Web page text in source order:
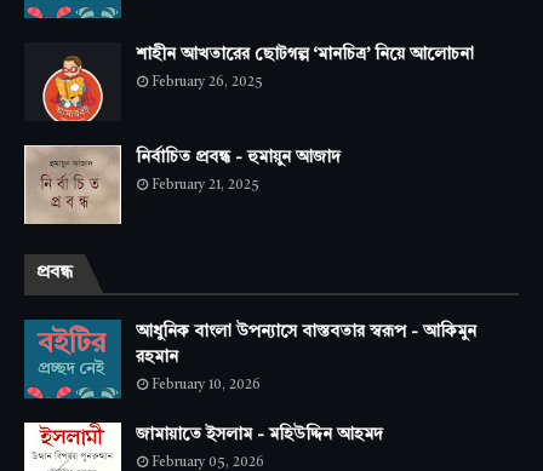
শাহীন আখতারের ছোটগল্প ‘মানচিত্র’ নিয়ে আলোচনা
February 26, 2025
নির্বাচিত প্রবন্ধ - হুমায়ুন আজাদ
February 21, 2025
প্রবন্ধ
আধুনিক বাংলা উপন্যাসে বাস্তবতার স্বরূপ - আকিমুন
রহমান
February 10, 2026
জামায়াতে ইসলাম - মহিউদ্দিন আহমদ
February 05, 2026